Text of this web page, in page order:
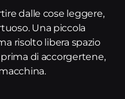
dalle cose leggere,
Una piccola
risolto libera spazio
di accorgertene,